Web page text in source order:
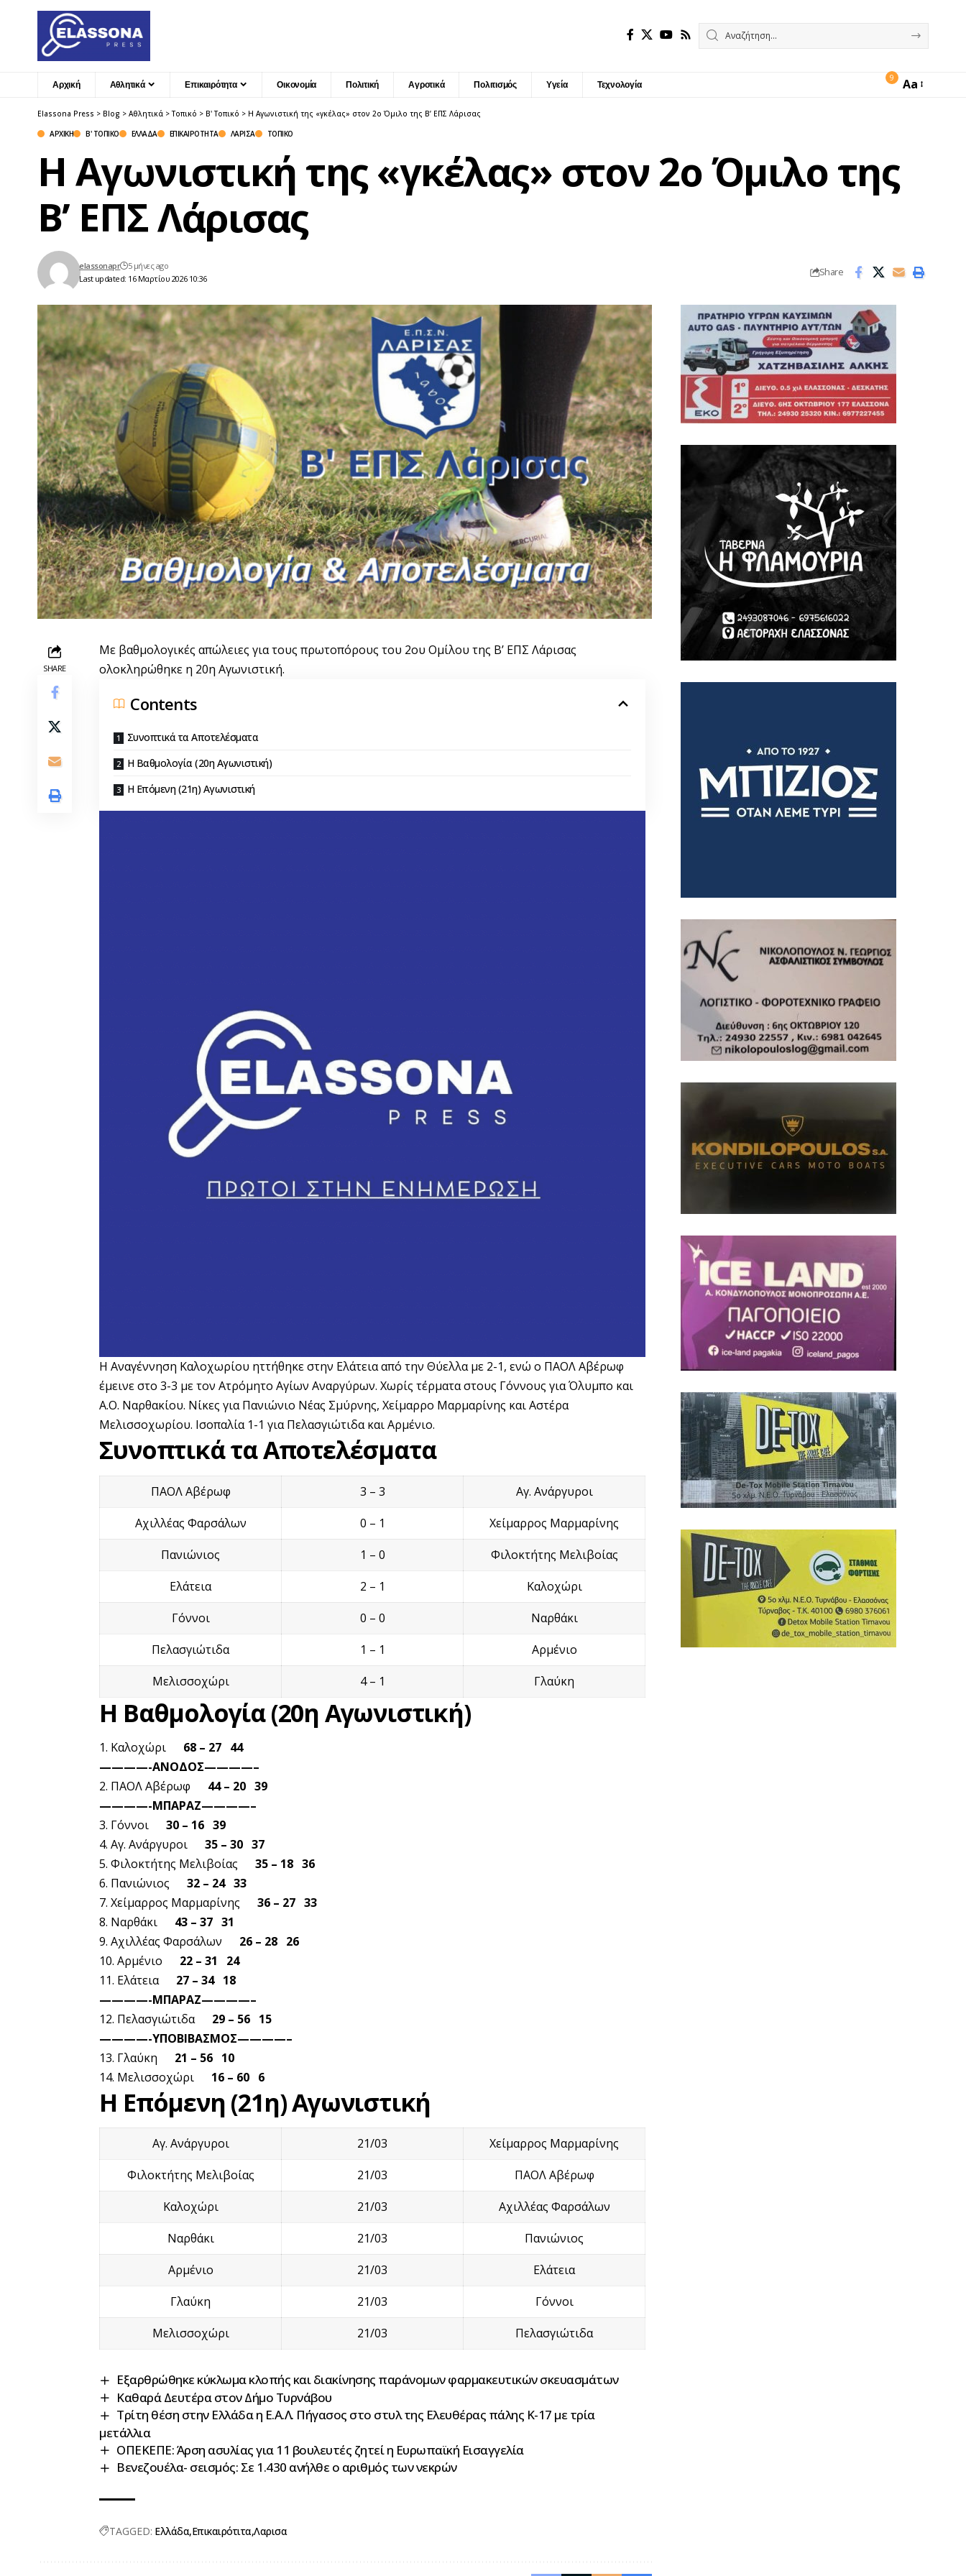
Αρχική Αθλητικά Επικαιρότητα Οικονομία Πολιτική Αγροτικά Πολιτισμός Υγεία Τεχνολογία
9
Font
Aa
Elassona Press > Blog > Αθλητικά >Τοπικό > Β' Τοπικό > Η Αγωνιστική της «γκέλας» στον 2ο Όμιλο της Β’ ΕΠΣ Λάρισας
ΑΡΧΙΚΉ
Β' ΤΟΠΙΚΌ ΕΛΛΆΔΑ ΕΠΙΚΑΙΡΌΤΗΤΑ ΛΆΡΙΣΑ ΤΟΠΙΚΌ
Η Αγωνιστική της «γκέλας» στον 2ο Όμιλο της
Β’ ΕΠΣ Λάρισας
Last updated: 16 Μαρτίου 2026 10:36
elassonapr 5 μήνες ago Share
SHARE
Με βαθμολογικές απώλειες για τους πρωτοπόρους του 2ου Ομίλου της Β’ ΕΠΣ Λάρισας
ολοκληρώθηκε η 20η Αγωνιστική.
Contents
Συνοπτικά τα Αποτελέσματα
Η Βαθμολογία (20η Αγωνιστική)
Η Επόμενη (21η) Αγωνιστική
Η Αναγέννηση Καλοχωρίου ηττήθηκε στην Ελάτεια από την Θύελλα με 2-1, ενώ ο ΠΑΟΛ Αβέρωφ
έμεινε στο 3-3 με τον Ατρόμητο Αγίων Αναργύρων. Χωρίς τέρματα στους Γόννους για Όλυμπο και
Α.Ο. Ναρθακίου. Νίκες για Πανιώνιο Νέας Σμύρνης, Χείμαρρο Μαρμαρίνης και Αστέρα
Μελισσοχωρίου. Ισοπαλία 1-1 για Πελασγιώτιδα και Αρμένιο.
Συνοπτικά τα Αποτελέσματα
ΠΑΟΛ Αβέρωφ 3 – 3
Αγ. Ανάργυροι
Αχιλλέας Φαρσάλων
0 – 1
Χείμαρρος Μαρμαρίνης
Πανιώνιος
1 – 0
Φιλοκτήτης Μελιβοίας
Ελάτεια
2 – 1
Καλοχώρι
Γόννοι
0 – 0
Ναρθάκι
Πελασγιώτιδα
1 – 1
Αρμένιο
Μελισσοχώρι
4 – 1 Γλαύκη
Η Βαθμολογία (20η Αγωνιστική)
1. Καλοχώρι 68 – 27 44
————-ΑΝΟΔΟΣ————–
2. ΠΑΟΛ Αβέρωφ 44 – 20 39
————-ΜΠΑΡΑΖ————–
3. Γόννοι 30 – 16 39
4. Αγ. Ανάργυροι 35 – 30 37
5. Φιλοκτήτης Μελιβοίας 35 – 18 36
6. Πανιώνιος 32 – 24 33
7. Χείμαρρος Μαρμαρίνης 36 – 27 33
8. Ναρθάκι 43 – 37 31
9. Αχιλλέας Φαρσάλων 26 – 28 26
10. Αρμένιο 22 – 31 24
11. Ελάτεια27 – 34 18
————-ΜΠΑΡΑΖ————–
12. Πελασγιώτιδα29 – 56 15
————-ΥΠΟΒΙΒΑΣΜΟΣ————–
13. Γλαύκη 21 – 56 10
14. Μελισσοχώρι 16 – 60 6
Η Επόμενη (21η) Αγωνιστική
Αγ. Ανάργυροι 21/03
Χείμαρρος Μαρμαρίνης
Φιλοκτήτης Μελιβοίας
21/03
ΠΑΟΛ Αβέρωφ
Καλοχώρι
21/03
Αχιλλέας Φαρσάλων
Ναρθάκι
21/03
Πανιώνιος
Αρμένιο
21/03
Ελάτεια
Γλαύκη
21/03
Γόννοι
Μελισσοχώρι
21/03 Πελασγιώτιδα
Εξαρθρώθηκε κύκλωμα κλοπής και διακίνησης παράνομων φαρμακευτικών σκευασμάτων
Καθαρά Δευτέρα στον Δήμο Τυρνάβου
Τρίτη θέση στην Ελλάδα η Ε.Α.Λ. Πήγασος στο στυλ της Ελευθέρας πάλης Κ-17 με τρία
μετάλλια
ΟΠΕΚΕΠΕ: Άρση ασυλίας για 11 βουλευτές ζητεί η Ευρωπαϊκή Εισαγγελία
Βενεζουέλα- σεισμός: Σε 1.430 ανήλθε ο αριθμός των νεκρών
TAGGED: Ελλάδα Επικαιρότιτα Λαρισα